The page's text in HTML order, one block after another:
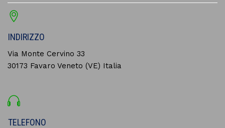
INDIRIZZO
Via Monte Cervino 33
30173 Favaro Veneto (VE) Italia
TELEFONO